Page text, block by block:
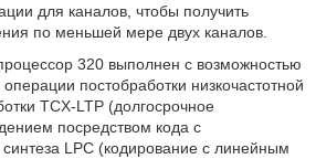
для каналов, чтобы получить
по меньшей мере двух каналов.
320 выполнен с возможностью
постобработки низкочастотной
TCX-LTP (долгосрочное
посредством кода с
LPC (кодирование с линейным